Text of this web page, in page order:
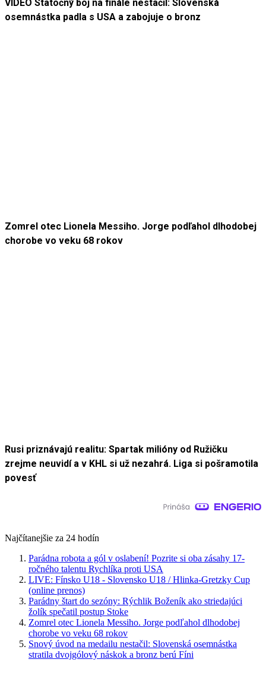
VIDEO Statočný boj na finále nestačil: Slovenská
osemnástka padla s USA a zabojuje o bronz
Zomrel otec Lionela Messiho. Jorge podľahol dlhodobej
chorobe vo veku 68 rokov
Rusi priznávajú realitu: Spartak milióny od Ružičku
zrejme neuvidí a v KHL si už nezahrá. Liga si pošramotila
povesť
Najčítanejšie za 24 hodín
Parádna robota a gól v oslabení! Pozrite si oba zásahy 17-
ročného talentu Rychlíka proti USA
LIVE: Fínsko U18 - Slovensko U18 / Hlinka-Gretzky Cup
(online prenos)
Parádny štart do sezóny: Rýchlik Boženík ako striedajúci
žolík spečatil postup Stoke
Zomrel otec Lionela Messiho. Jorge podľahol dlhodobej
chorobe vo veku 68 rokov
Snový úvod na medailu nestačil: Slovenská osemnástka
stratila dvojgólový náskok a bronz berú Fíni